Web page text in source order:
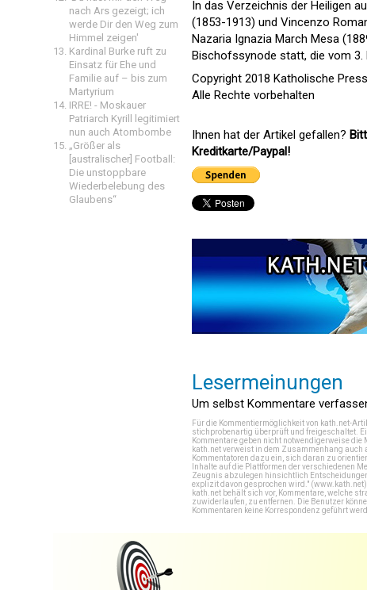
nach Ars gezeigt; ich
werde Dir den Weg zum
Himmel zeigen'
Kardinal Burke ruft zu
Einsatz für Ehe und
Familie auf – bis zum
Martyrium
IRRE! - Moskauer
Patriarch Kyrill legitimiert
nun auch Atombombe
„Größer als
[australischer] Football:
Die unstoppbare
Wiederbelebung des
Glaubens“
In das Verzeichnis der Heiligen
(1853-1913) und Vincenzo
Nazaria Ignazia March Mesa
Bischofssynode statt, die vom 3.
Copyright 2018 Katholische
Alle Rechte vorbehalten
Ihnen hat der Artikel gefallen?
Kreditkarte/Paypal!
Lesermeinungen
Um selbst Kommentare
Für die Kommentiermöglichkeit von kath.net-
stichprobenartig überprüft und freigeschaltet.
Kommentare geben nicht notwendigerweise die
kath.net verweist in dem Zusammenhang auch
Kommentatoren dazu ein, sich daran zu
Inhalte auf die Plattformen der verschiedenen
Zeugnis abzulegen hinsichtlich
explizit davon gesprochen wird." (www.kath.net)
kath.net behält sich vor, Kommentare, welche
zuwiderlaufen, zu entfernen. Die Benutzer
Kommentaren keine Korrespondenz geführt